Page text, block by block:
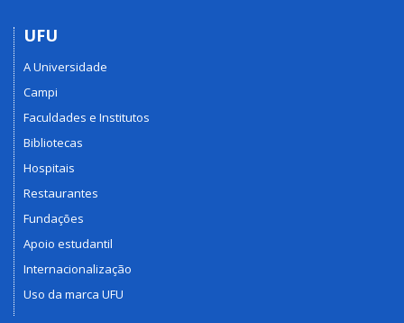
UFU
A Universidade
Campi
Faculdades e Institutos
Bibliotecas
Hospitais
Restaurantes
Fundações
Apoio estudantil
Internacionalização
Uso da marca UFU